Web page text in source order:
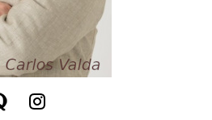
Términos del servicio